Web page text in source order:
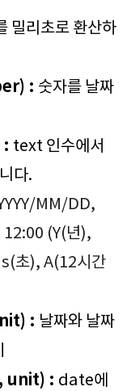
밀리초로 환산하
: 숫자를 날짜
text 인수에서
다.
MM/DD,
(Y(년),
초), A(12시간
: 날짜와 날짜
unit) : date에